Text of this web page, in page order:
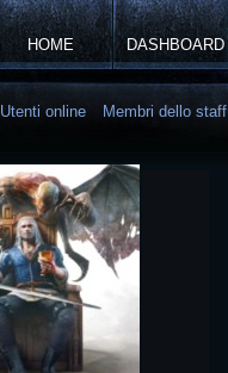
HOME DASHBOARD
Utenti online Membri dello staff